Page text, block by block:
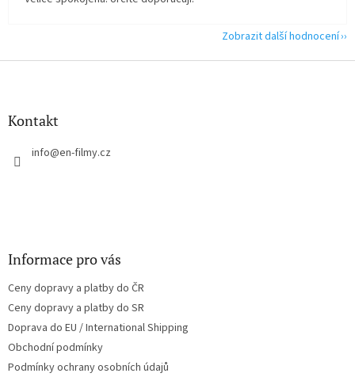
Zobrazit další hodnocení
Z
Kontakt
info@en-filmy.cz
Informace pro vás
Ceny dopravy a platby do ČR
Ceny dopravy a platby do SR
Doprava do EU / International Shipping
Obchodní podmínky
Podmínky ochrany osobních údajů